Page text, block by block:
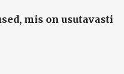
mis on usutavasti